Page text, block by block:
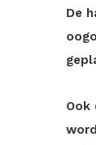
De
Ook